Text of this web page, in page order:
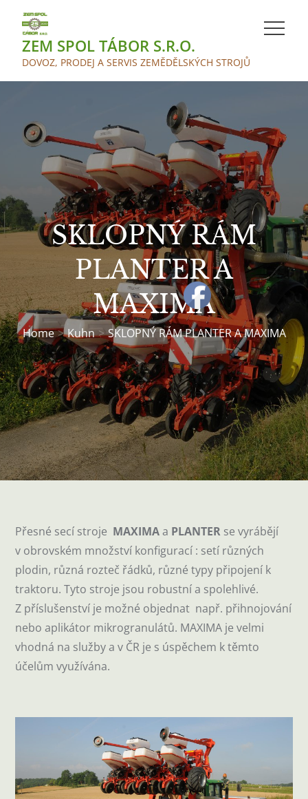
contentZEM SPOL TÁBOR S.R.O.
DOVOZ, PRODEJ A SERVIS ZEMĚDĚLSKÝCH STROJŮ
SKLOPNÝ RÁM
PLANTER A
MAXIMA
Home Kuhn SKLOPNÝ RÁM PLANTER A MAXIMA
Přesné secí stroje MAXIMAa PLANTER se vyrábějí
v obrovském množství konfigurací : setí různých
plodin, různá rozteč řádků, různé typy připojení k
traktoru. Tyto stroje jsou robustní a spolehlivé.
Z příslušenství je možné objednat např. přihnojování
nebo aplikátor mikrogranulátů. MAXIMA je velmi
vhodná na služby a v ČR je s úspěchem k těmto
účelům využívána.